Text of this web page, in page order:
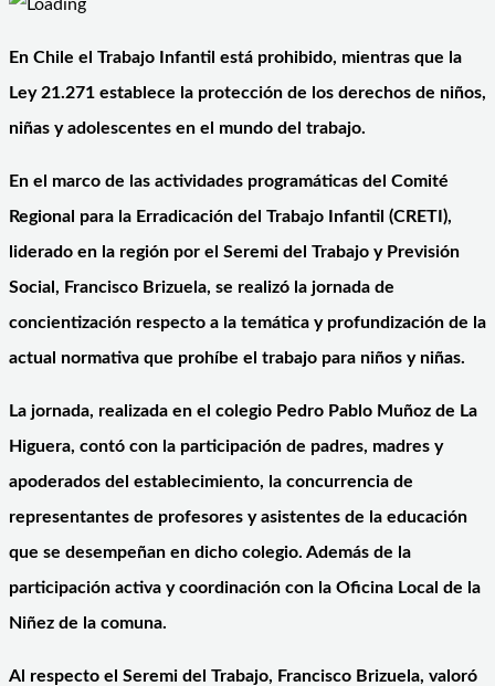
En Chile el Trabajo Infantil está prohibido, mientras que la
Ley 21.271 establece la protección de los derechos de niños,
niñas y adolescentes en el mundo del trabajo.
En el marco de las actividades programáticas del Comité
Regional para la Erradicación del Trabajo Infantil (CRETI),
liderado en la región por el Seremi del Trabajo y Previsión
Social, Francisco Brizuela, se realizó la jornada de
concientización respecto a la temática y profundización de la
actual normativa que prohíbe el trabajo para niños y niñas.
La jornada, realizada en el colegio Pedro Pablo Muñoz de La
Higuera, contó con la participación de padres, madres y
apoderados del establecimiento, la concurrencia de
representantes de profesores y asistentes de la educación
que se desempeñan en dicho colegio. Además de la
participación activa y coordinación con la Oficina Local de la
Niñez de la comuna.
Al respecto el Seremi del Trabajo, Francisco Brizuela, valoró